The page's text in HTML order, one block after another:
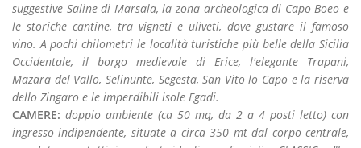
suggestive Saline di Marsala, la zona archeologica di Capo Boeo e
le storiche cantine, tra vigneti e uliveti, dove gustare il famoso
vino. A pochi chilometri le località turistiche più belle della Sicilia
Occidentale, il borgo medievale di Erice, l'elegante Trapani,
Mazara del Vallo, Selinunte, Segesta, San Vito lo Capo e la riserva
dello Zingaro e le imperdibili isole Egadi.
CAMERE: doppio ambiente (ca 50 mq, da 2 a 4 posti letto) con
ingresso indipendente, situate a circa 350 mt dal corpo centrale,